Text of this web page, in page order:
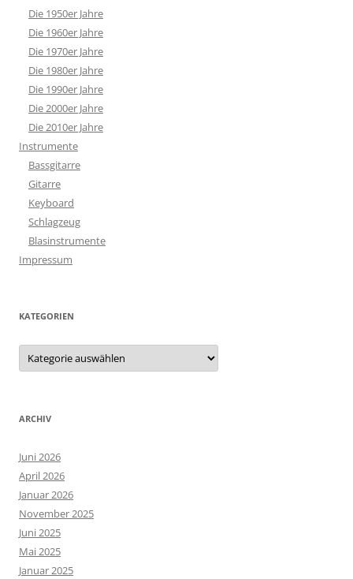
Die 1950er Jahre
Die 1960er Jahre
Die 1970er Jahre
Die 1980er Jahre
Die 1990er Jahre
Die 2000er Jahre
Die 2010er Jahre
Instrumente
Bassgitarre
Gitarre
Keyboard
Schlagzeug
Blasinstrumente
Impressum
KATEGORIEN
Kategorien
ARCHIV
Juni 2026
April 2026
Januar 2026
November 2025
Juni 2025
Mai 2025
Januar 2025